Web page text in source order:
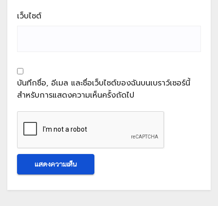
เว็บไซต์
บันทึกชื่อ, อีเมล และชื่อเว็บไซต์ของฉันบนเบราว์เซอร์นี้
สำหรับการแสดงความเห็นครั้งถัดไป